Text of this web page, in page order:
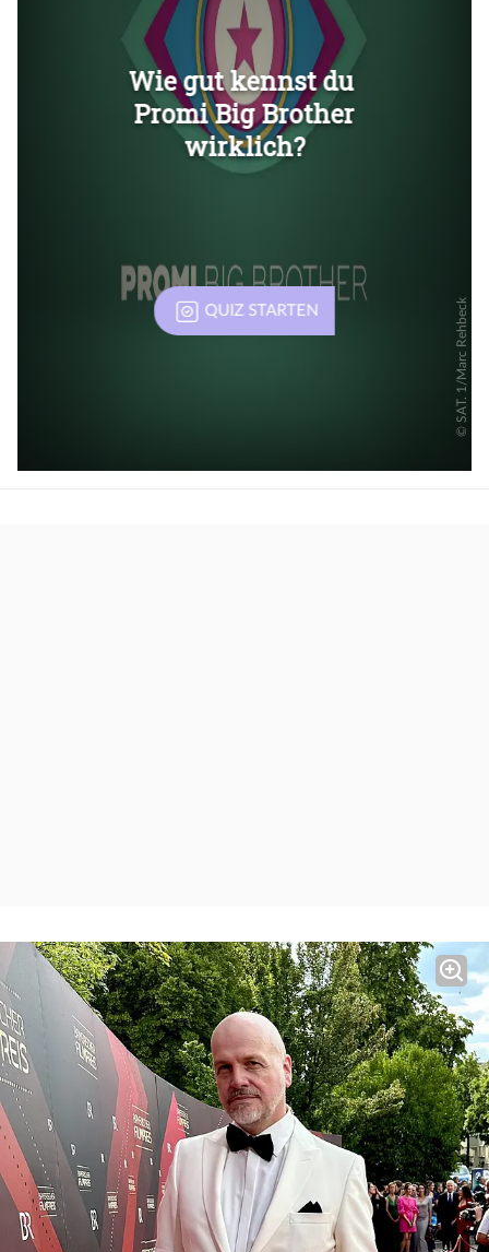
Überspringen